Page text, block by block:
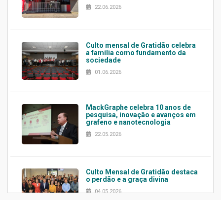
22.06.2026
Culto mensal de Gratidão celebra
a família como fundamento da
sociedade
01.06.2026
MackGraphe celebra 10 anos de
pesquisa, inovação e avanços em
grafeno e nanotecnologia
22.05.2026
Culto Mensal de Gratidão destaca
o perdão e a graça divina
04.05.2026